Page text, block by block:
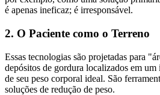
é apenas ineficaz; é irresponsável.
2. O Paciente como o Terreno
Essas tecnologias são projetadas para
depósitos de gordura localizados em
de seu peso corporal ideal. São
soluções de redução de peso.